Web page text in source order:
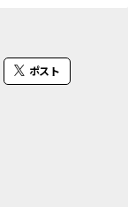
ポスト